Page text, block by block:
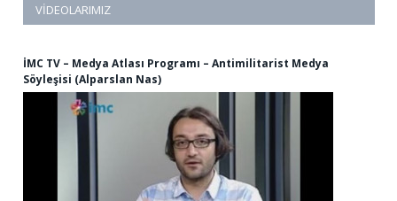
VIDEOLARIMIZ
İMC TV – Medya Atlası Programı – Antimilitarist Medya
Söyleşisi (Alparslan Nas)